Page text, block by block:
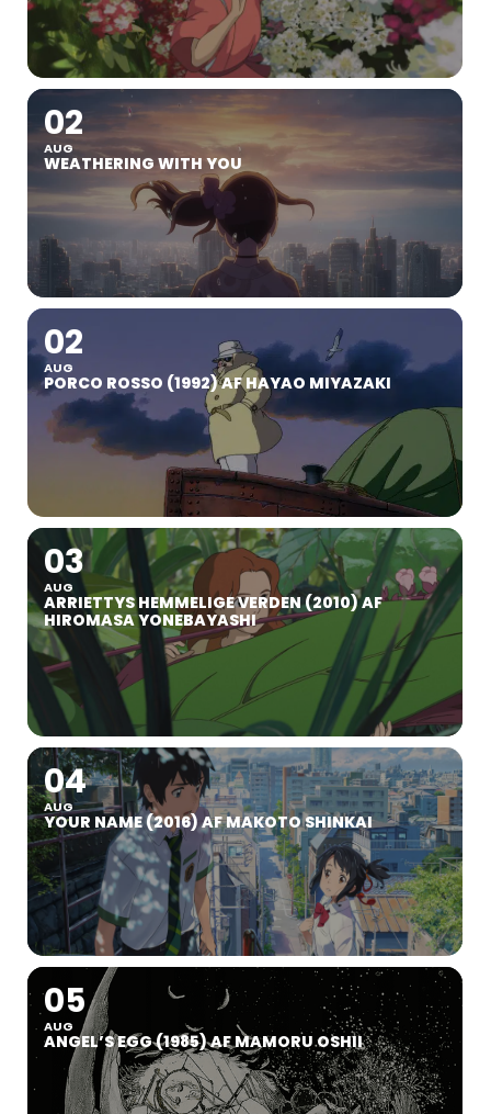
02
AUG
WEATHERING WITH YOU
02
AUG
PORCO ROSSO (1992) AF HAYAO MIYAZAKI
03
AUG
ARRIETTYS HEMMELIGE VERDEN (2010) AF
HIROMASA YONEBAYASHI
04
AUG
YOUR NAME (2016) AF MAKOTO SHINKAI
05
AUG
ANGEL’S EGG (1985) AF MAMORU OSHII